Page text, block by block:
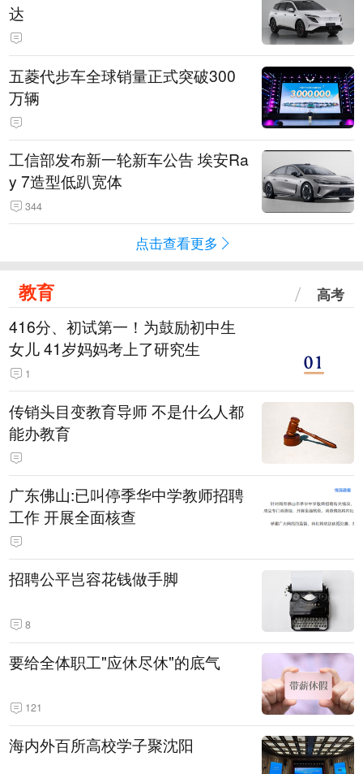
达
五菱代步车全球销量正式突破300
万辆
工信部发布新一轮新车公告 埃安Ra
y 7造型低趴宽体
344
点击查看更多
教育 高考
416分、初试第一！为鼓励初中生
女儿 41岁妈妈考上了研究生
1
传销头目变教育导师 不是什么人都
能办教育
广东佛山:已叫停季华中学教师招聘
工作 开展全面核查
招聘公平岂容花钱做手脚
8
要给全体职工"应休尽休"的底气
121
海内外百所高校学子聚沈阳